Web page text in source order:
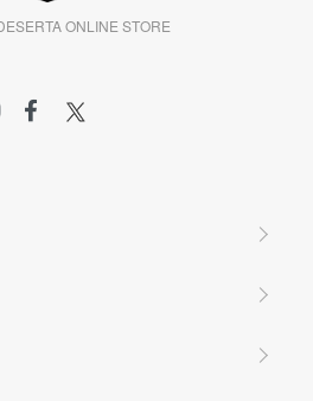
ONLINE STORE